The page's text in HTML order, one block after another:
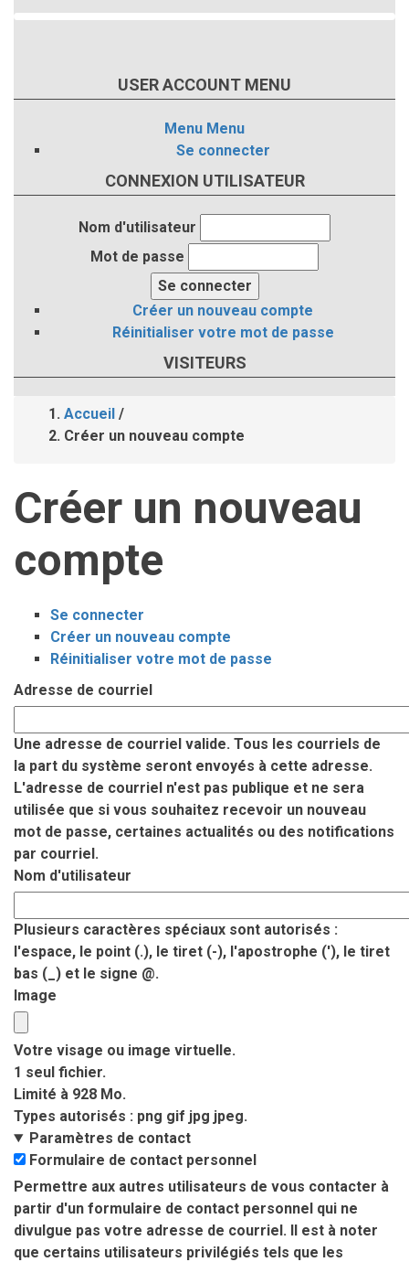
USER ACCOUNT MENU
Menu Menu
Se connecter
CONNEXION UTILISATEUR
Nom d'utilisateur
Mot de passe
Créer un nouveau compte
Réinitialiser votre mot de passe
VISITEURS
Fil
Accueil /
Créer un nouveau compte
Créer un nouveau
compte
Onglets
principaux
Se connecter
Créer un nouveau compte
actif)
Réinitialiser votre mot de passe
Adresse de courriel
Une adresse de courriel valide. Tous les courriels de
la part du système seront envoyés à cette adresse.
L'adresse de courriel n'est pas publique et ne sera
utilisée que si vous souhaitez recevoir un nouveau
mot de passe, certaines actualités ou des notifications
par courriel.
Nom d'utilisateur
Plusieurs caractères spéciaux sont autorisés :
l'espace, le point (.), le tiret (-), l'apostrophe ('), le tiret
bas (_) et le signe @.
Image
Votre visage ou image virtuelle.
1 seul fichier.
Limité à 928 Mo.
Types autorisés : png gif jpg jpeg.
Paramètres de contact
Formulaire de contact personnel
Permettre aux autres utilisateurs de vous contacter à
partir d'un formulaire de contact personnel qui ne
divulgue pas votre adresse de courriel. Il est à noter
que certains utilisateurs privilégiés tels que les